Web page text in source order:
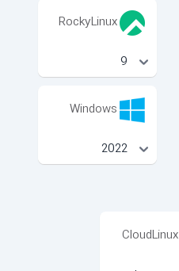
RockyLinux
Windows
CloudLinux